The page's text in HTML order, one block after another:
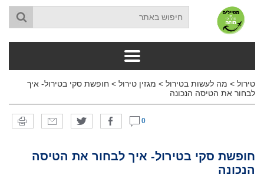
טירול > מה לעשות בטירול > מגזין טירול > חופשת סקי בטירול- איך
לבחור את הטיסה הנכונה
0
חופשת סקי בטירול- איך לבחור את הטיסה
הנכונה